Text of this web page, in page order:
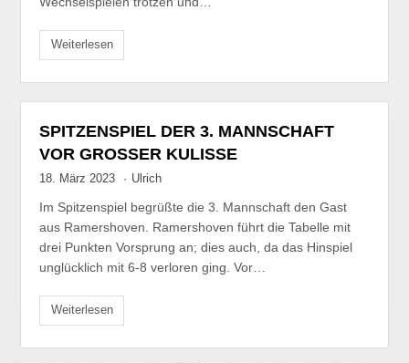
Weiterlesen
SPITZENSPIEL DER 3. MANNSCHAFT
VOR GROSSER KULISSE
18. März 2023 · Ulrich
Im Spitzenspiel begrüßte die 3. Mannschaft den Gast
aus Ramershoven. Ramershoven führt die Tabelle mit
drei Punkten Vorsprung an; dies auch, da das Hinspiel
unglücklich mit 6-8 verloren ging. Vor…
Weiterlesen